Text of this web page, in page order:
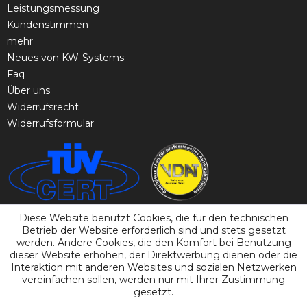
Leistungsmessung
Kundenstimmen
mehr
Neues von KW-Systems
Faq
Über uns
Widerrufsrecht
Widerrufsformular
Diese Website benutzt Cookies, die für den technischen
Betrieb der Website erforderlich sind und stets gesetzt
werden. Andere Cookies, die den Komfort bei Benutzung
dieser Website erhöhen, der Direktwerbung dienen oder die
Interaktion mit anderen Websites und sozialen Netzwerken
vereinfachen sollen, werden nur mit Ihrer Zustimmung
gesetzt.